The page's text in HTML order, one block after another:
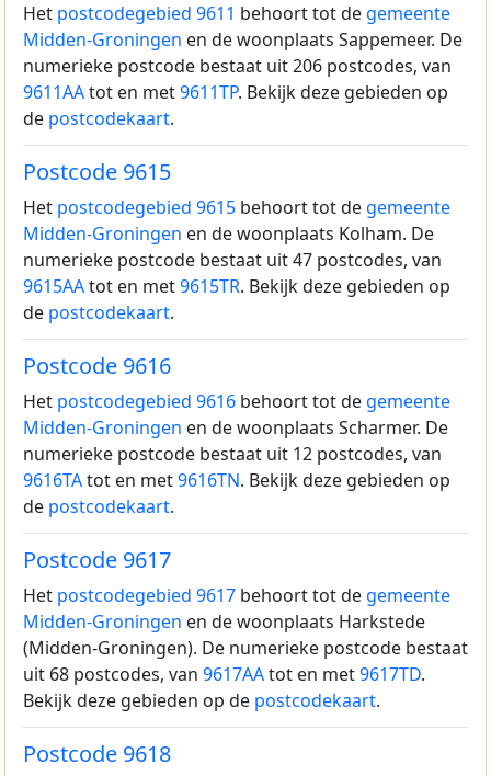
Het postcodegebied 9611 behoort tot de gemeente
Midden-Groningen en de woonplaats Sappemeer. De
numerieke postcode bestaat uit 206 postcodes, van
9611AAtot en met9611TP. Bekijk deze gebieden op
de postcodekaart.
Postcode 9615
Het postcodegebied 9615 behoort tot de gemeente
Midden-Groningen en de woonplaats Kolham. De
numerieke postcode bestaat uit 47 postcodes, van
9615AAtot en met9615TR. Bekijk deze gebieden op
de postcodekaart.
Postcode 9616
Het postcodegebied 9616 behoort tot de gemeente
Midden-Groningen en de woonplaats Scharmer. De
numerieke postcode bestaat uit 12 postcodes, van
9616TAtot en met9616TN. Bekijk deze gebieden op
de postcodekaart.
Postcode 9617
Het postcodegebied 9617 behoort tot de gemeente
Midden-Groningen en de woonplaats Harkstede
(Midden-Groningen). De numerieke postcode bestaat
uit 68 postcodes, van 9617AAtot en met9617TD.
Bekijk deze gebieden op de postcodekaart.
Postcode 9618